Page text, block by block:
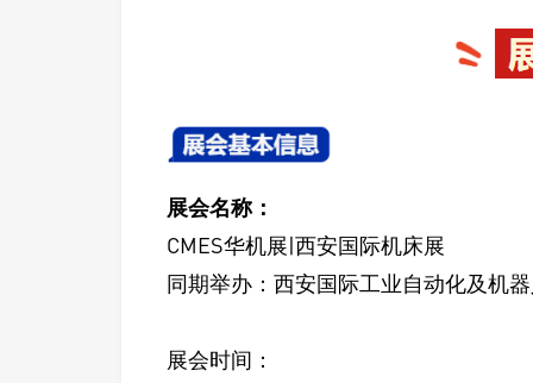
展会名称：
CMES华机展|西安国际机床展
同期举办：西安国际工业自动化及机
展会时间：